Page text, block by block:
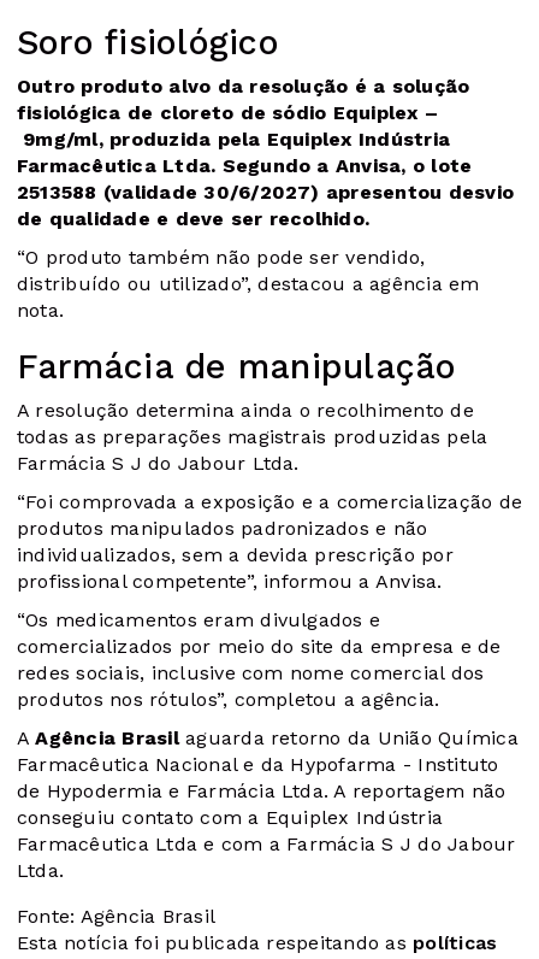
Soro fisiológico
Outro produto alvo da resolução é a solução
fisiológica de cloreto de sódio Equiplex –
9mg/ml, produzida pela Equiplex Indústria
Farmacêutica Ltda. Segundo a Anvisa, o lote
2513588 (validade 30/6/2027) apresentou desvio
de qualidade e deve ser recolhido.
“O produto também não pode ser vendido,
distribuído ou utilizado”, destacou a agência em
nota.
Farmácia de manipulação
A resolução determina ainda o recolhimento de
todas as preparações magistrais produzidas pela
Farmácia S J do Jabour Ltda.
“Foi comprovada a exposição e a comercialização de
produtos manipulados padronizados e não
individualizados, sem a devida prescrição por
profissional competente”, informou a Anvisa.
“Os medicamentos eram divulgados e
comercializados por meio do site da empresa e de
redes sociais, inclusive com nome comercial dos
produtos nos rótulos”, completou a agência.
AAgência Brasilaguarda retorno da União Química
Farmacêutica Nacional e da Hypofarma - Instituto
de Hypodermia e Farmácia Ltda. A reportagem não
conseguiu contato com a Equiplex Indústria
Farmacêutica Ltda e com a Farmácia S J do Jabour
Ltda.
Fonte: Agência Brasil
Esta notícia foi publicada respeitando as políticas